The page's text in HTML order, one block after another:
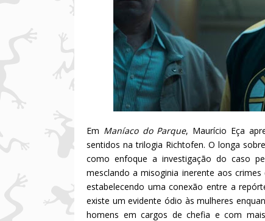
Em Maníaco do Parque, Maurício Eça
sentidos na trilogia Richtofen. O longa
como enfoque a investigação do caso
mesclando a misoginia inerente aos
estabelecendo uma conexão entre a
existe um evidente ódio às mulheres
homens em cargos de chefia e com